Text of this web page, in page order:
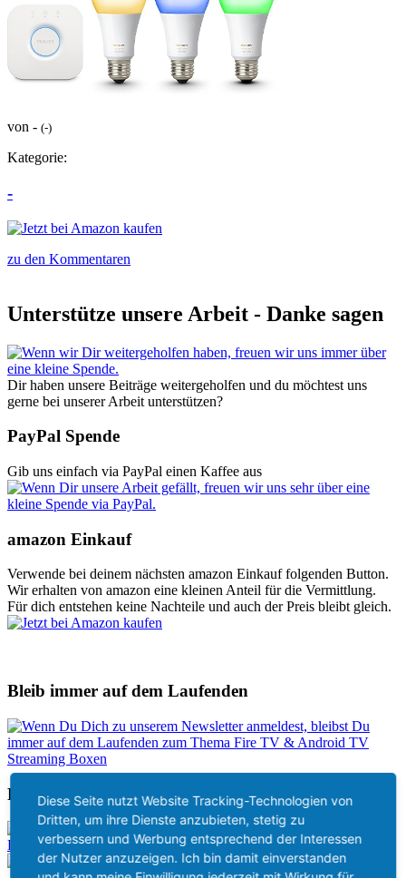
von - (-)
Kategorie:
-
zu den Kommentaren
Unterstütze unsere Arbeit - Danke sagen
Dir haben unsere Beiträge weitergeholfen und du möchtest uns
gerne bei unserer Arbeit unterstützen?
PayPal Spende
Gib uns einfach via PayPal einen Kaffee aus
amazon Einkauf
Verwende bei deinem nächsten amazon Einkauf folgenden Button.
Wir erhalten von amazon eine kleinen Anteil für die Vermittlung.
Für dich entstehen keine Nachteile und auch der Preis bleibt gleich.
Bleib immer auf dem Laufenden
Folge uns
Diese Seite nutzt Website Tracking-Technologien von
Dritten, um ihre Dienste anzubieten, stetig zu
verbessern und Werbung entsprechend der Interessen
der Nutzer anzuzeigen. Ich bin damit einverstanden